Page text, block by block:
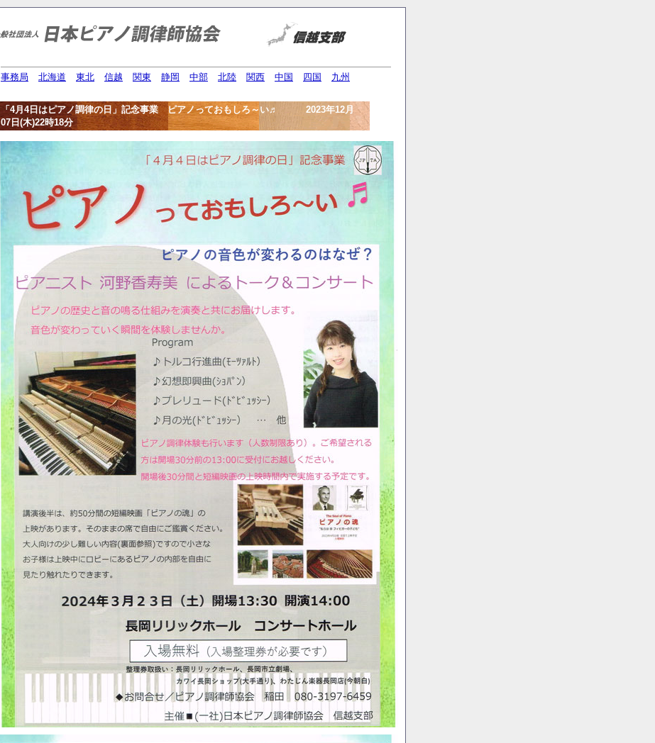
事務局 北海道 東北 信越 関東 静岡 中部 北陸 関西 中国 四国 九州
「4月4日はピアノ調律の日」記念事業 ピアノっておもしろ～い♬ 2023年12月
07日(木)22時18分